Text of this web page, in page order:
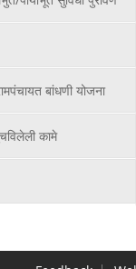
बांधणी योजना
कामे